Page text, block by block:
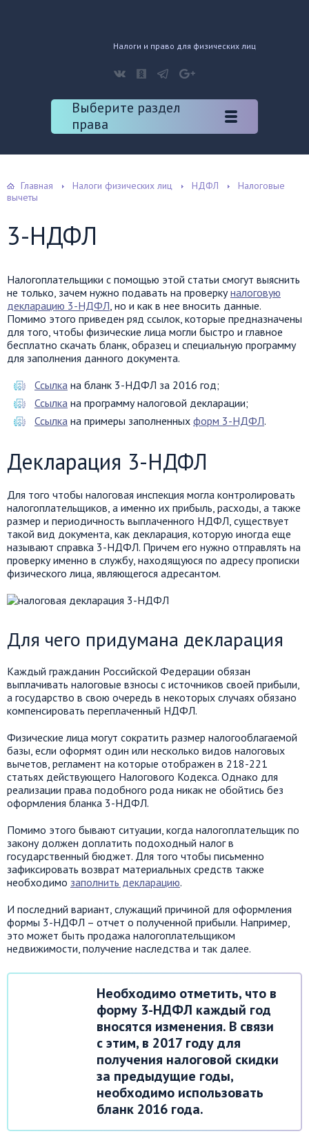
Налоги и право для физических лиц
Выберите раздел
права
Главная Налоги физических лиц НДФЛ
Налоговые
вычеты
3-НДФЛ
Налогоплательщики с помощью этой статьи смогут выяснить
не только, зачем нужно подавать на проверкуналоговую
декларацию 3-НДФЛ, но и как в нее вносить данные.
Помимо этого приведен ряд ссылок, которые предназначены
для того, чтобы физические лица могли быстро и главное
бесплатно скачать бланк, образец и специальную программу
для заполнения данного документа.
Ссылка на бланк 3-НДФЛ за 2016 год;
Ссылка на программу налоговой декларации;
Ссылка на примеры заполненных форм 3-НДФЛ.
Декларация 3-НДФЛ
Для того чтобы налоговая инспекция могла контролировать
налогоплательщиков, а именно их прибыль, расходы, а также
размер и периодичность выплаченного НДФЛ, существует
такой вид документа, как декларация, которую иногда еще
называют справка 3-НДФЛ. Причем его нужно отправлять на
проверку именно в службу, находящуюся по адресу прописки
физического лица, являющегося адресантом.
Для чего придумана декларация
Каждый гражданин Российской Федерации обязан
выплачивать налоговые взносы с источников своей прибыли,
а государство в свою очередь в некоторых случаях обязано
компенсировать переплаченный НДФЛ.
Физические лица могут сократить размер налогооблагаемой
базы, если оформят один или несколько видов налоговых
вычетов, регламент на которые отображен в 218-221
статьях действующего Налогового Кодекса. Однако для
реализации права подобного рода никак не обойтись без
оформления бланка 3-НДФЛ.
Помимо этого бывают ситуации, когда налогоплательщик по
закону должен доплатить подоходный налог в
государственный бюджет. Для того чтобы письменно
зафиксировать возврат материальных средств также
необходимо заполнить декларацию.
И последний вариант, служащий причиной для оформления
формы 3-НДФЛ – отчет о полученной прибыли. Например,
это может быть продажа налогоплательщиком
недвижимости, получение наследства и так далее.
Необходимо отметить, что в
форму 3-НДФЛ каждый год
вносятся изменения. В связи
с этим, в 2017 году для
получения налоговой скидки
за предыдущие годы,
необходимо использовать
бланк 2016 года.